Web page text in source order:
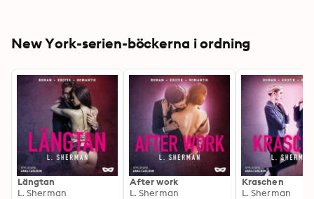
New York-serien-böckerna i ordning
Längtan
L. Sherman
After work
L. Sherman
Kraschen
L. Sherman